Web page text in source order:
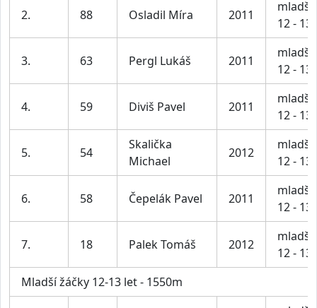
2. 88 Osladil Míra 2011
mladší
12 - 13
3. 63 Pergl Lukáš 2011
mladší
12 - 13
4. 59 Diviš Pavel 2011
mladší
12 - 13
5. 54
Skalička
Michael
2012
mladší
12 - 13
6. 58 Čepelák Pavel 2011
mladší
12 - 13
7. 18 Palek Tomáš 2012
mladší
12 - 13
Mladší žáčky 12-13 let - 1550m